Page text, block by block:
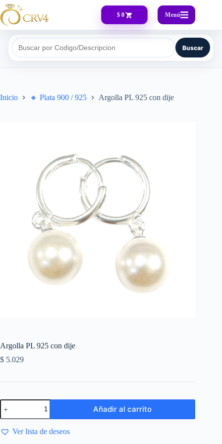
$ 0 Menú
Buscar por Codigo/Descripcion Buscar
Inicio 🔸​ Plata 900 / 925 Argolla PL 925 con dije
Argolla PL 925 con dije
$ 5.029
Añadir al carrito
Ver lista de deseos